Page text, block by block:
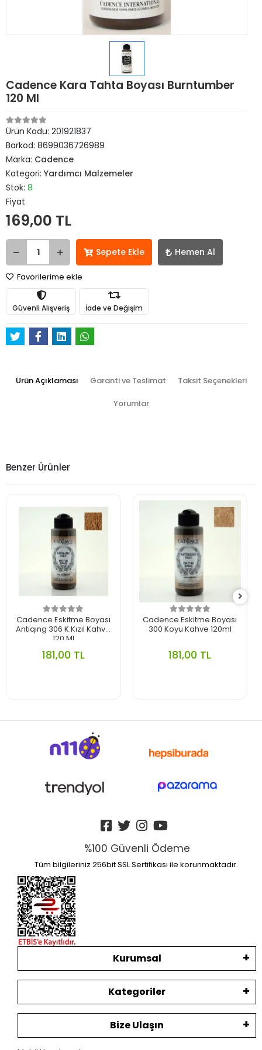
Cadence Kara Tahta Boyası Burntumber
120 Ml
Ürün Kodu: 201921837
Barkod: 8699036726989
Marka: Cadence
Kategori: Yardımcı Malzemeler
Stok: 8
Fiyat
169,00 TL
Sepete Ekle Hemen Al
Favorilerime ekle
Güvenli Alışveriş İade ve Değişim
Ürün Açıklaması Garanti ve Teslimat Taksit Seçenekleri
Yorumlar
Benzer Ürünler
Cadence Eskitme Boyası
Antıqıng 306 K.Kızıl Kahve
120 Ml
181,00 TL
Cadence Eskitme Boyası
300 Koyu Kahve 120ml
181,00 TL
%100 Güvenli Ödeme
Tüm bilgileriniz 256bit SSL Sertifikası ile korunmaktadır.
Kurumsal
Kategoriler
Bize Ulaşın